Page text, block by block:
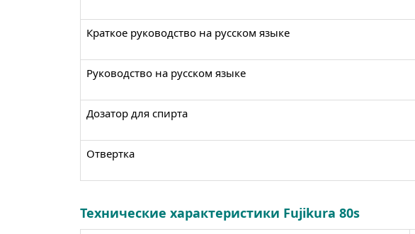
Краткое руководство на русском языке
Руководство на русском языке
Дозатор для спирта
Отвертка
Технические характеристики Fujikura 80s